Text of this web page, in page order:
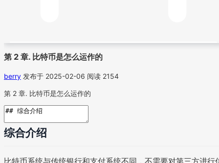
第 2 章. 比特币是怎么运作的
berry 发布于 2025-02-06 阅读 2154
第 2 章. 比特币是怎么运作的
综合介绍
比特币系统与传统银行和支付系统不同，不需要对第三方进行